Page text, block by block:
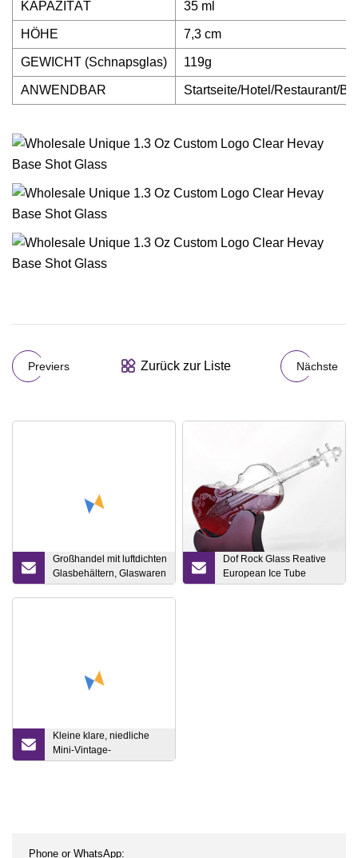
KAPAZITÄT 35 ml
HÖHE 7,3 cm
GEWICHT (Schnapsglas) 119g
ANWENDBAR Startseite/Hotel/Restaurant/
Previers Zurück zur Liste Nächste
Großhandel mit luftdichten
Glasbehältern, Glaswaren
für die
Dof Rock Glass Reative
European Ice Tube
Pattern Glas Flachglas
Kleine klare, niedliche
Mini-Vintage-
Dekorationen, Zuhause,